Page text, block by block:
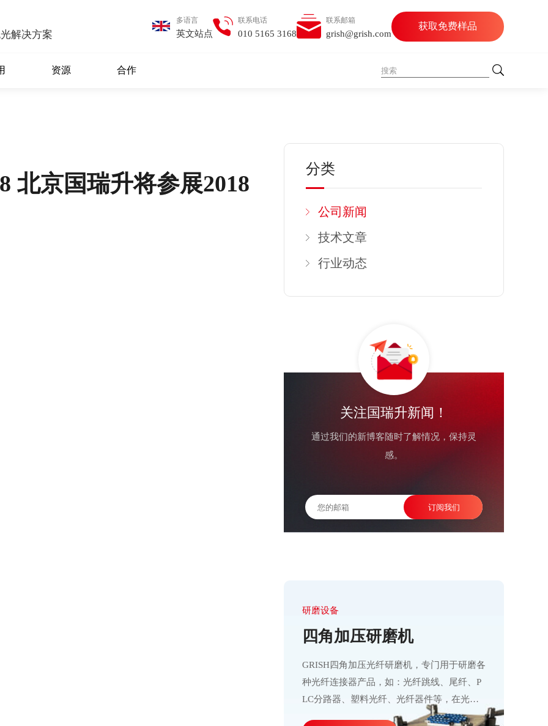
解决方案
多语言
英文站点
联系电话
010 5165 3168
联系邮箱
grish@grish.com
获取免费样品
资源 合作
北京国瑞升将参展2018
分类
公司新闻
技术文章
行业动态
关注国瑞升新闻！
通过我们的新博客随时了解情况，保持灵
感。
研磨设备
四角加压研磨机
GRISH四角加压光纤研磨机，专门用于研磨各
种光纤连接器产品，如：光纤跳线、尾纤、P
LC分路器、塑料光纤、光纤器件等，在光通
信行业应用十分广泛。产品加工精度高、操作